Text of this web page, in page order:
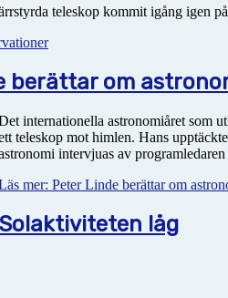
teleskop kommit igång igen
berättar om
internationella astronomiåret som
teleskop mot himlen. Hans
intervjuas av
mer: Peter Linde berättar om
Solaktiviteten låg